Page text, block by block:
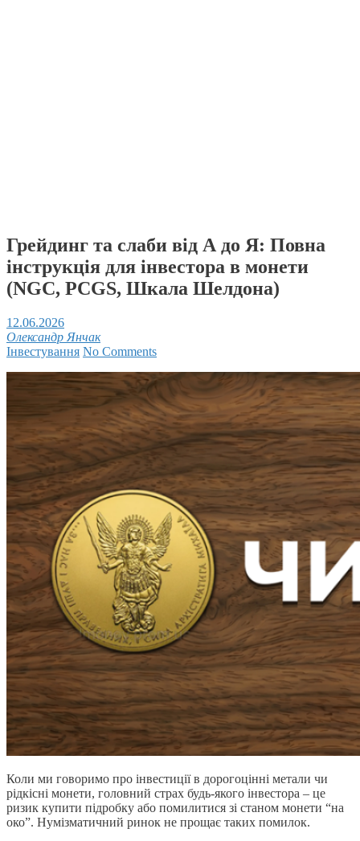
Грейдинг та слаби від А до Я: Повна
інструкція для інвестора в монети
(NGC, PCGS, Шкала Шелдона)
12.06.2026
Олександр Янчак
Інвестування No Comments
Коли ми говоримо про інвестиції в дорогоцінні метали чи
рідкісні монети, головний страх будь-якого інвестора – це
ризик купити підробку або помилитися зі станом монети “на
око”. Нумізматичний ринок не прощає таких помилок.